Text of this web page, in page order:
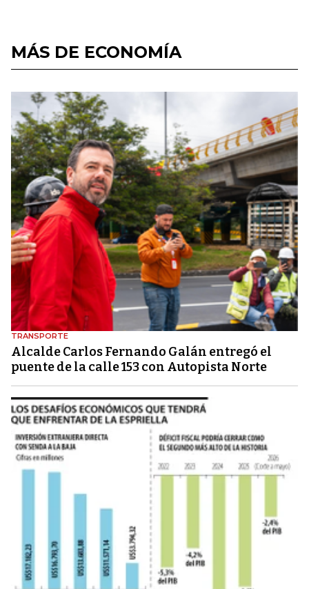
MÁS DE ECONOMÍA
TRANSPORTE
Alcalde Carlos Fernando Galán entregó el
puente de la calle 153 con Autopista Norte